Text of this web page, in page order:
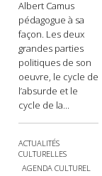
Albert Camus
pédagogue à sa
façon. Les deux
grandes parties
politiques de son
oeuvre, le cycle de
l’absurde et le
cycle de la...
ACTUALITÉS
CULTURELLES
AGENDA CULTUREL